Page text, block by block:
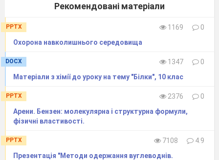
Рекомендовані матеріали
PPTX 1169
0
Охорона навколишнього середовища
DOCX 1347
0
Матеріали з хімії до уроку на тему "Білки", 10 клас
PPTX 2376
0
Арени. Бензен: молекулярна і структурна формули,
фізичні властивості.
PPTX 7108
4.9
Презентація "Методи одержання вуглеводнів.